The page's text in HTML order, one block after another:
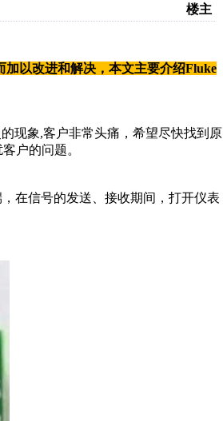
楼主
以改进和解决，本文主要介绍Fluke
现象,客户非常头痛， 希望尽快找到原
户的问题。
在信号的发送、接收期间，打开仪表